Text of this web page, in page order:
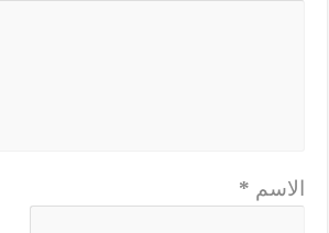
الاسم *